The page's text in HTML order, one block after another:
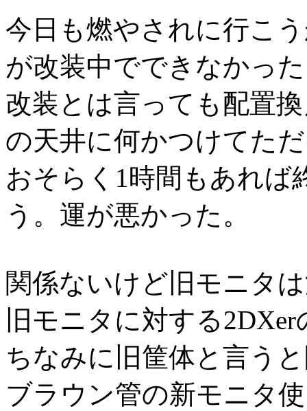
今日も燃やされに行こ
が改装中でできなかっ
改装とは言っても配置
の天井に何かつけてた
おそらく1時間もあれば
う。運が悪かった。
関係ないけど旧モニタ
旧モニタに対する
ちなみに旧筐体と言う
ブラウン管の新モニタ